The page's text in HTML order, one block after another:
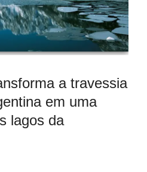
a travessia
em uma
lagos da